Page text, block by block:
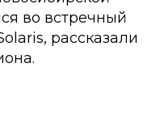
во встречный
рассказали